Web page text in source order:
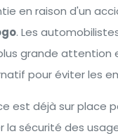
en raison d'un
. Les
grande attention
pour éviter les
est déjà sur place
la sécurité des